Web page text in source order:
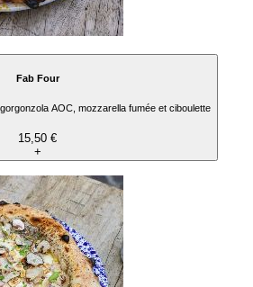
Fab Four
AOC, mozzarella fumée et ciboulette
15,50 €
+